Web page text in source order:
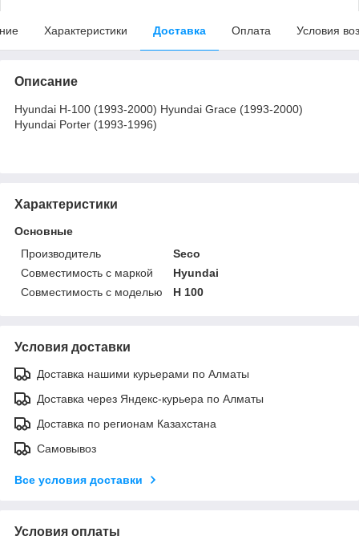
Характеристики Доставка Оплата Условия
Описание
Hyundai H-100 (1993-2000) Hyundai Grace (1993-2000)
Hyundai Porter (1993-1996)
Характеристики
Основные
Производитель
Seco
Совместимость с маркой
Hyundai
Совместимость с моделью
H 100
Условия доставки
Доставка нашими курьерами по Алматы
Доставка через Яндекс-курьера по Алматы
Доставка по регионам Казахстана
Самовывоз
Все условия доставки
Условия оплаты